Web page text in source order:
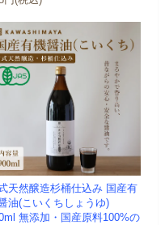
天然醸造杉桶仕込み 国産有
油(こいくちしょうゆ)
無添加・国産原料100%の